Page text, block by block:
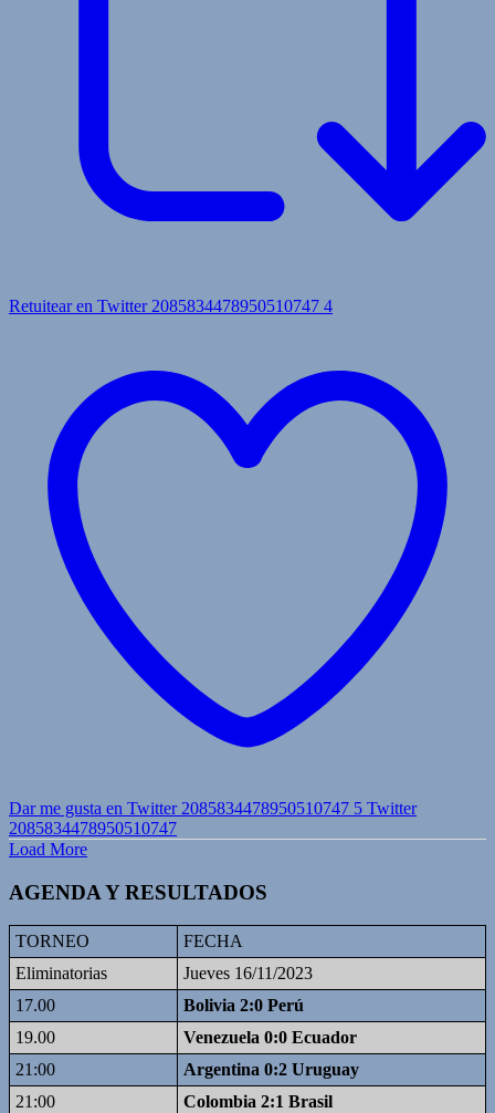
Retuitear en Twitter 2085834478950510747 4
Dar me gusta en Twitter 2085834478950510747 5 Twitter
2085834478950510747
Load More
AGENDA Y RESULTADOS
TORNEO
FECHA
Eliminatorias
Jueves 16/11/2023
17.00
Bolivia 2:0 Perú
19.00
Venezuela 0:0 Ecuador
21:00
Argentina 0:2 Uruguay
21:00
Colombia 2:1 Brasil